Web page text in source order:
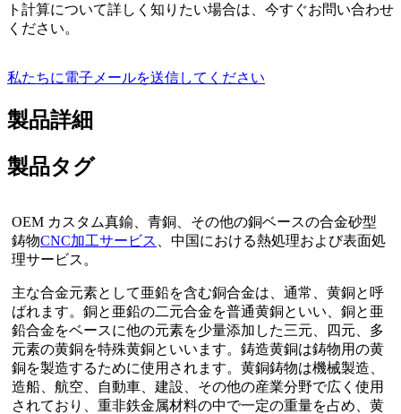
ト計算について詳しく知りたい場合は、今すぐお問い合わせ
ください。
私たちに電子メールを送信してください
製品詳細
製品タグ
OEM カスタム真鍮、青銅、その他の銅ベースの合金砂型
鋳物CNC加工サービス
、中国における熱処理および表面処
理サービス。
主な合金元素として亜鉛を含む銅合金は、通常、黄銅と呼
ばれます。銅と亜鉛の二元合金を普通黄銅といい、銅と亜
鉛合金をベースに他の元素を少量添加した三元、四元、多
元素の黄銅を特殊黄銅といいます。鋳造黄銅は鋳物用の黄
銅を製造するために使用されます。黄銅鋳物は機械製造、
造船、航空、自動車、建設、その他の産業分野で広く使用
されており、重非鉄金属材料の中で一定の重量を占め、黄